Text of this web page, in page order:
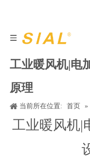
工业暖风机|电
原理
当前所在位置: 首页 »
设备的设计原理
工业暖风机|